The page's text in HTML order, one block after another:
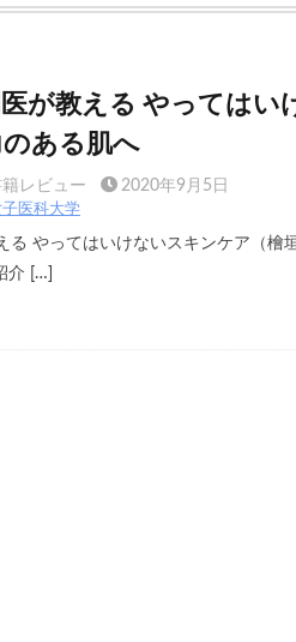
医が教える やってはい
ある肌へ
レビュー 2020年9月5日
医科大学
る やってはいけないスキンケア（檜
介 […]